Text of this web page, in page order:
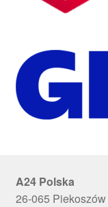
A24 Polska
26-065 Piekoszów